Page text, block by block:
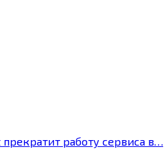
работу сервиса в…